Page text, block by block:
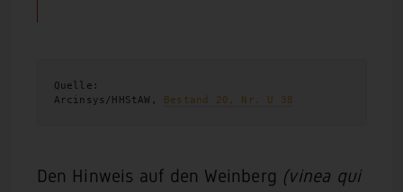
Quelle:
Arcinsys/HHStAW, Bestand 20, Nr. U 38
Den Hinweis auf den Weinberg (vinea qui